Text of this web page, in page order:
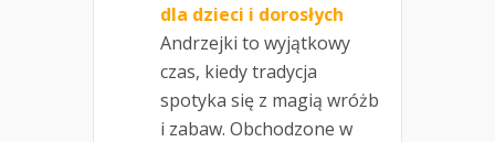
dla dzieci i dorosłych
Andrzejki to wyjątkowy
czas, kiedy tradycja
spotyka się z magią wróżb
i zabaw. Obchodzone w